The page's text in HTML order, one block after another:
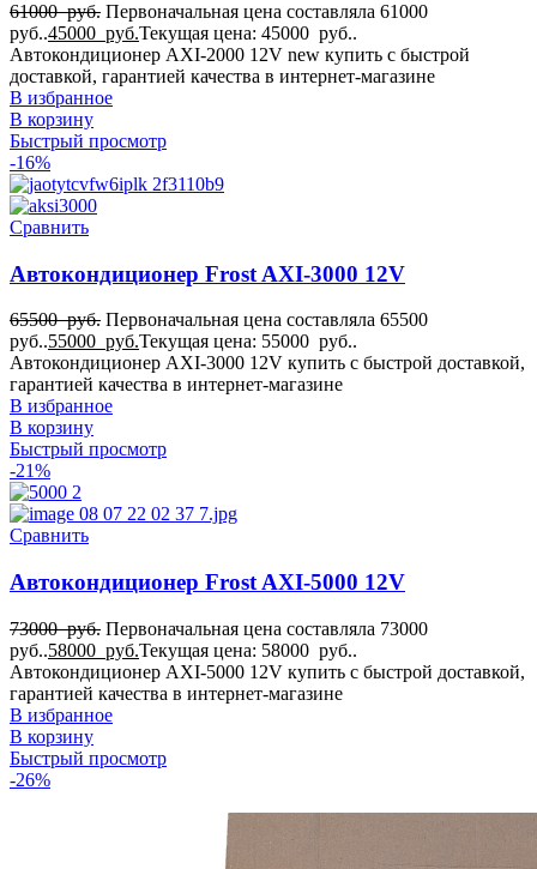
61000руб. Первоначальная цена составляла 61000
руб..45000 руб.Текущая цена: 45000 руб..
Автокондиционер AXI-2000 12V new купить с быстрой
доставкой, гарантией качества в интернет-магазине
В избранное
В корзину
Быстрый просмотр
-16%
Сравнить
Автокондиционер Frost AXI-3000 12V
65500руб. Первоначальная цена составляла 65500
руб..55000 руб.Текущая цена: 55000 руб..
Автокондиционер AXI-3000 12V купить с быстрой доставкой,
гарантией качества в интернет-магазине
В избранное
В корзину
Быстрый просмотр
-21%
Сравнить
Автокондиционер Frost AXI-5000 12V
73000руб. Первоначальная цена составляла 73000
руб..58000 руб.Текущая цена: 58000 руб..
Автокондиционер AXI-5000 12V купить с быстрой доставкой,
гарантией качества в интернет-магазине
В избранное
В корзину
Быстрый просмотр
-26%